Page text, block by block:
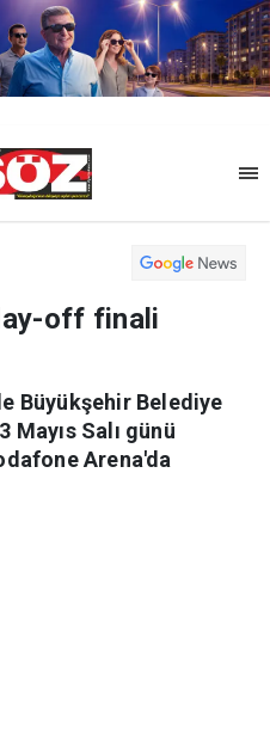
off finali
Büyükşehir Belediye
Mayıs Salı günü
Arena'da